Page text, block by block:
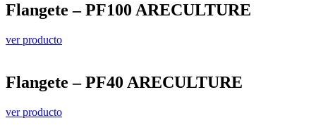
Flangete – PF100 ARECULTURE
ver producto
Flangete – PF40 ARECULTURE
ver producto